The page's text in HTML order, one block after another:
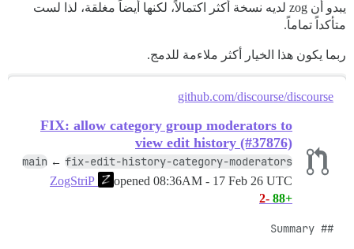
يبدو أن zog لديه نسخة أكثر اكتمالاً، لكنها أيضاً مغلقة، لذا لست
متأكداً تماماً.
ربما يكون هذا الخيار أكثر ملاءمة للدمج.
github.com/discourse/discourse
FIX: allow category group moderators to
view edit history (#37876)
main ← fix-edit-history-category-moderators
opened 08:36AM - 17 Feb 26 UTC
+88
-2